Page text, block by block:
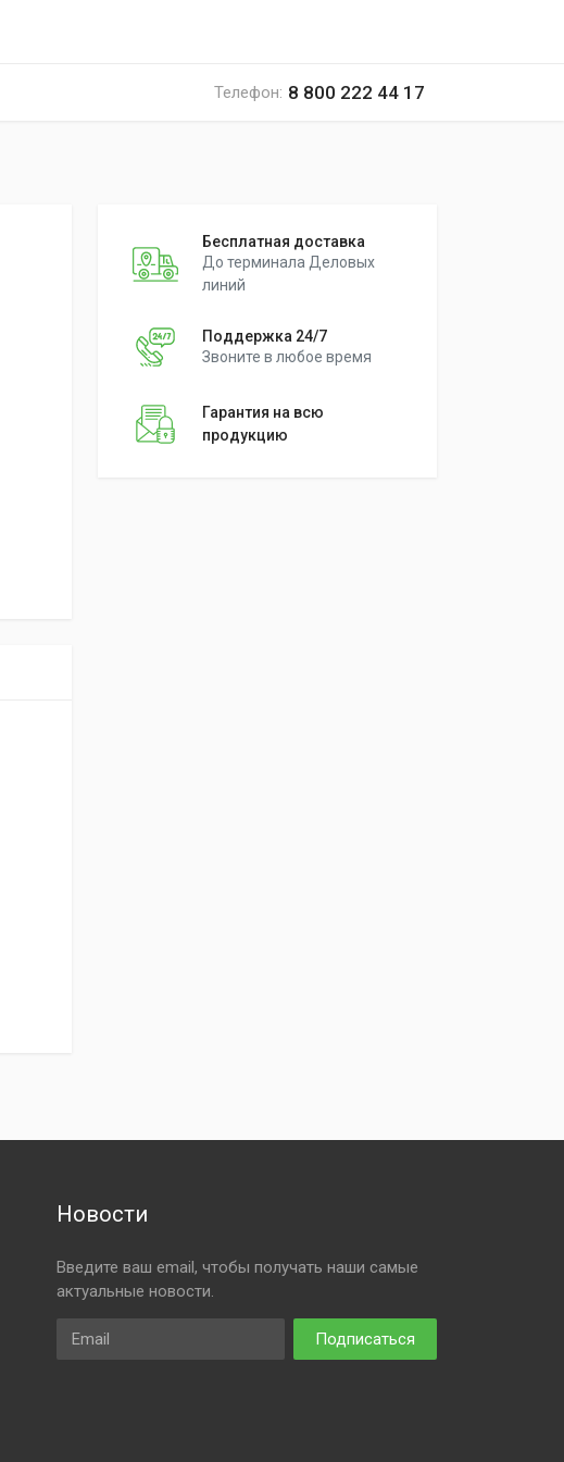
Телефон: 8 800 222 44 17
Бесплатная доставка
До терминала Деловых
линий
Поддержка 24/7
Звоните в любое время
Гарантия на всю
продукцию
Новости
Введите ваш email, чтобы получать наши самые
актуальные новости.
Email
Подписаться